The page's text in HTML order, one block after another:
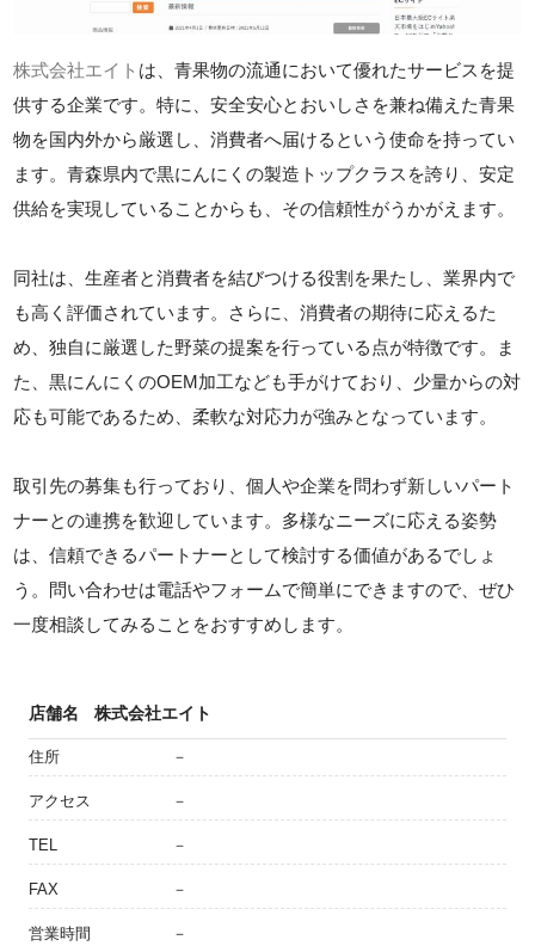
株式会社エイト は、青果物の流通において優れたサービスを提
供する企業です。特に、安全安心とおいしさを兼ね備えた青果
物を国内外から厳選し、消費者へ届けるという使命を持ってい
ます。青森県内で黒にんにくの製造トップクラスを誇り、安定
供給を実現していることからも、その信頼性がうかがえます。
同社は、生産者と消費者を結びつける役割を果たし、業界内で
も高く評価されています。さらに、消費者の期待に応えるた
め、独自に厳選した野菜の提案を行っている点が特徴です。ま
た、黒にんにくのOEM加工なども手がけており、少量からの対
応も可能であるため、柔軟な対応力が強みとなっています。
取引先の募集も行っており、個人や企業を問わず新しいパート
ナーとの連携を歓迎しています。多様なニーズに応える姿勢
は、信頼できるパートナーとして検討する価値があるでしょ
う。問い合わせは電話やフォームで簡単にできますので、ぜひ
一度相談してみることをおすすめします。
店舗名 株式会社エイト
住所 －
アクセス －
TEL －
FAX －
営業時間 －